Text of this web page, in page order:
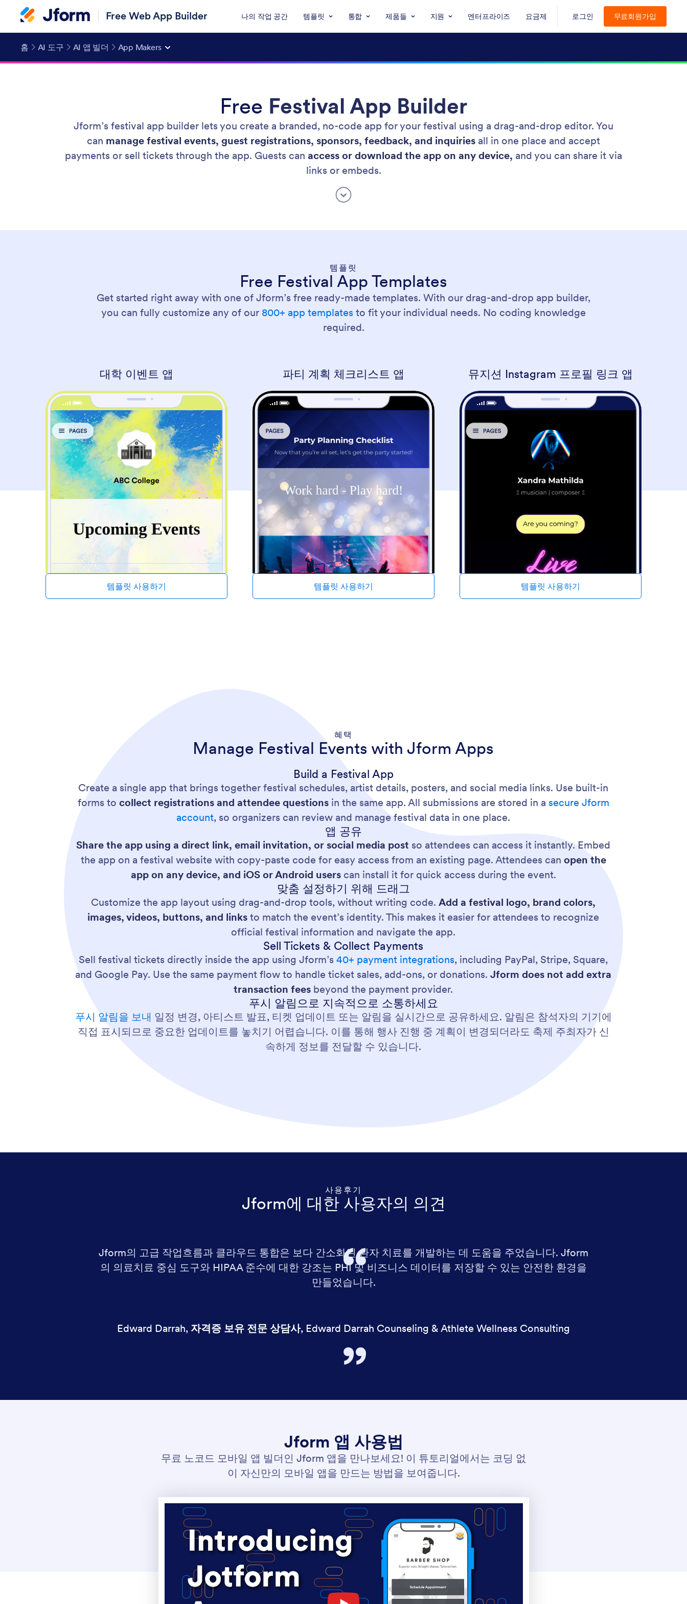
Free Web App Builder 나의 작업 공간 템플릿 통합 제품들 지원 엔터프라이즈 요금제 로그인 무료회원가입
홈 AI 도구 AI 앱 빌더 App Makers
Free Festival App Builder
Jform’s festival app builder lets you create a branded, no-code app for your festival using a drag-and-drop editor. You
can manage festival events, guest registrations, sponsors, feedback, and inquiries all in one place and accept
payments or sell tickets through the app. Guests can access or download the app on any device, and you can share it via
links or embeds.
템플릿
Free Festival App Templates
Get started right away with one of Jform’s free ready-made templates. With our drag-and-drop app builder,
you can fully customize any of our 800+ app templatesto fit your individual needs. No coding knowledge
required.
대학 이벤트 앱
템플릿 사용하기
파티 계획 체크리스트 앱
템플릿 사용하기
뮤지션 Instagram 프로필 링크 앱
템플릿 사용하기
혜택
Manage Festival Events with Jform Apps
Build a Festival App
Create a single app that brings together festival schedules, artist details, posters, and social media links. Use built-in
forms to collect registrations and attendee questionsin the same app. All submissions are stored in a secure Jform
account, so organizers can review and manage festival data in one place.
앱 공유
Share the app using a direct link, email invitation, or social media post so attendees can access it instantly. Embed
the app on a festival website with copy-paste code for easy access from an existing page. Attendees can open the
app on any device, and iOS or Android userscan install it for quick access during the event.
맞춤 설정하기 위해 드래그
Customize the app layout using drag-and-drop tools, without writing code.Add a festival logo, brand colors,
images, videos, buttons, and linksto match the event’s identity. This makes it easier for attendees to recognize
official festival information and navigate the app.
Sell Tickets & Collect Payments
Sell festival tickets directly inside the app using Jform’s40+ payment integrations, including PayPal, Stripe, Square,
and Google Pay. Use the same payment flow to handle ticket sales, add-ons, or donations.Jform does not add extra
transaction fees beyond the payment provider.
푸시 알림으로 지속적으로 소통하세요
푸시 알림을 보내 일정 변경, 아티스트 발표, 티켓 업데이트 또는 알림을 실시간으로 공유하세요. 알림은 참석자의 기기에
직접 표시되므로 중요한 업데이트를 놓치기 어렵습니다. 이를 통해 행사 진행 중 계획이 변경되더라도 축제 주최자가 신
속하게 정보를 전달할 수 있습니다.
사용후기
Jform에 대한 사용자의 의견
Jform의 고급 작업흐름과 클라우드 통합은 보다 간소화된 환자 치료를 개발하는 데 도움을 주었습니다. Jform
의 의료치료 중심 도구와 HIPAA 준수에 대한 강조는 PHI 및 비즈니스 데이터를 저장할 수 있는 안전한 환경을
만들었습니다.
Edward Darrah, 자격증 보유 전문 상담사, Edward Darrah Counseling & Athlete Wellness Consulting
Jform 앱 사용법
무료 노코드 모바일 앱 빌더인 Jform 앱을 만나보세요! 이 튜토리얼에서는 코딩 없
이 자신만의 모바일 앱을 만드는 방법을 보여줍니다.